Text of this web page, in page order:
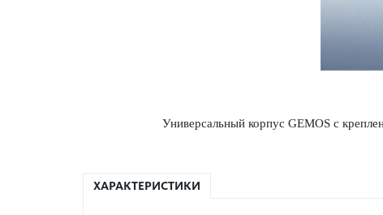
Унив­ерсальный корпус GEMOS с
ХАРАКТЕРИСТИКИ